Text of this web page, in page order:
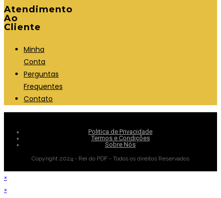
Atendimento
Ao
Cliente
Minha
Conta
Perguntas
Frequentes
Contato
Politica de Privacidade
Termos e Condições
Sobre Nós
Copyright 2024 - Rei do PDF - Todos os direitos Reservados
×
×